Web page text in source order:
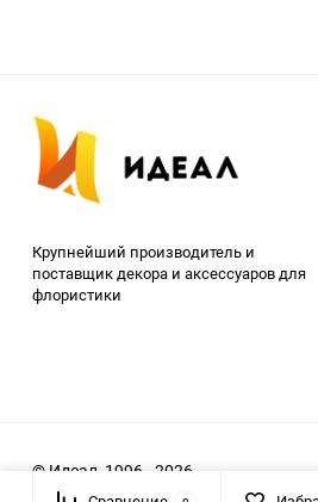
Крупнейший производитель и
поставщик декора и аксессуаров для
флористики
© Идеал, 1996 - 2026